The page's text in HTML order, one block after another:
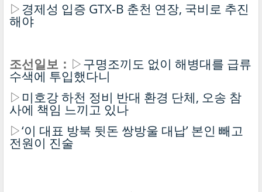
▷경제성 입증 GTX-B 춘천 연장, 국비로 추진
해야
조선일보： ▷구명조끼도 없이 해병대를 급류
수색에 투입했다니
▷ 미호강 하천 정비 반대 환경 단체, 오송 참
사에 책임 느끼고 있나
▷‘이 대표 방북 뒷돈 쌍방울 대납’ 본인 빼고
전원이 진술